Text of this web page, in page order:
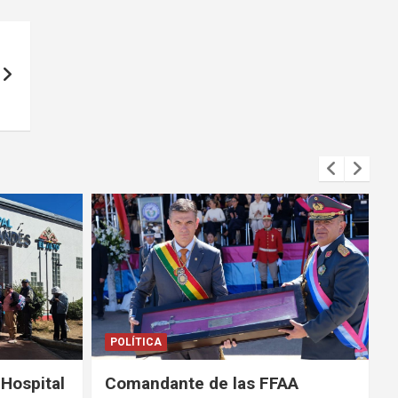
POLÍTICA SEGURIDAD
Tras ola de violencia, el